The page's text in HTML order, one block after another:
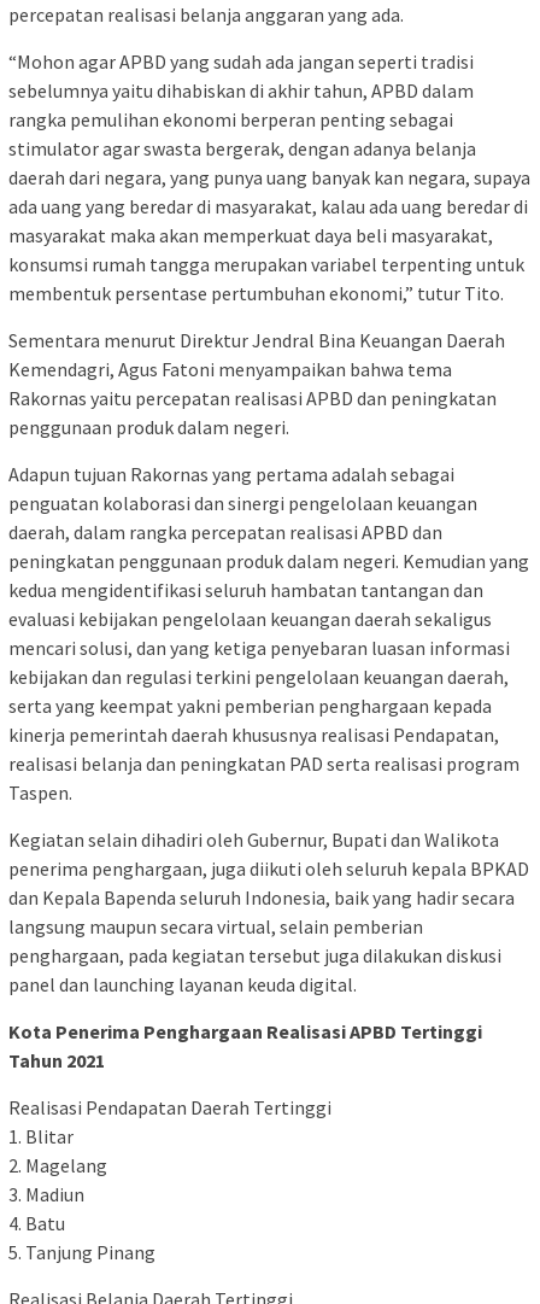
percepatan realisasi belanja anggaran yang ada.
“Mohon agar APBD yang sudah ada jangan seperti tradisi
sebelumnya yaitu dihabiskan di akhir tahun, APBD dalam
rangka pemulihan ekonomi berperan penting sebagai
stimulator agar swasta bergerak, dengan adanya belanja
daerah dari negara, yang punya uang banyak kan negara, supaya
ada uang yang beredar di masyarakat, kalau ada uang beredar di
masyarakat maka akan memperkuat daya beli masyarakat,
konsumsi rumah tangga merupakan variabel terpenting untuk
membentuk persentase pertumbuhan ekonomi,” tutur Tito.
Sementara menurut Direktur Jendral Bina Keuangan Daerah
Kemendagri, Agus Fatoni menyampaikan bahwa tema
Rakornas yaitu percepatan realisasi APBD dan peningkatan
penggunaan produk dalam negeri.
Adapun tujuan Rakornas yang pertama adalah sebagai
penguatan kolaborasi dan sinergi pengelolaan keuangan
daerah, dalam rangka percepatan realisasi APBD dan
peningkatan penggunaan produk dalam negeri. Kemudian yang
kedua mengidentifikasi seluruh hambatan tantangan dan
evaluasi kebijakan pengelolaan keuangan daerah sekaligus
mencari solusi, dan yang ketiga penyebaran luasan informasi
kebijakan dan regulasi terkini pengelolaan keuangan daerah,
serta yang keempat yakni pemberian penghargaan kepada
kinerja pemerintah daerah khususnya realisasi Pendapatan,
realisasi belanja dan peningkatan PAD serta realisasi program
Taspen.
Kegiatan selain dihadiri oleh Gubernur, Bupati dan Walikota
penerima penghargaan, juga diikuti oleh seluruh kepala BPKAD
dan Kepala Bapenda seluruh Indonesia, baik yang hadir secara
langsung maupun secara virtual, selain pemberian
penghargaan, pada kegiatan tersebut juga dilakukan diskusi
panel dan launching layanan keuda digital.
Kota Penerima Penghargaan Realisasi APBD Tertinggi
Tahun 2021
Realisasi Pendapatan Daerah Tertinggi
1. Blitar
2. Magelang
3. Madiun
4. Batu
5. Tanjung Pinang